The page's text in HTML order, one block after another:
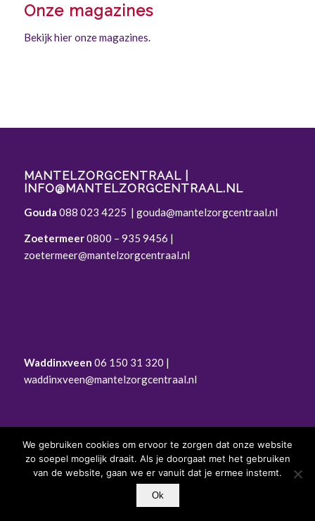
Onze magazines
Bekijk hier onze magazines.
MANTELZORGCENTRAAL |
INFO@MANTELZORGCENTRAAL.NL
Gouda 088 023 4225 | gouda@mantelzorgcentraal.nl
Zoetermeer0800 – 935 9456 |
zoetermeer@mantelzorgcentraal.nl
Waddinxveen 06 150 31 320 |
waddinxveen@mantelzorgcentraal.nl
© Mantelzorgcentraal |Privacyverklaring|
Privacyverklaring voor sollicitanten
We gebruiken cookies om ervoor te zorgen dat onze website
zo soepel mogelijk draait. Als je doorgaat met het gebruiken
van de website, gaan we er vanuit dat je ermee instemt.
Ok